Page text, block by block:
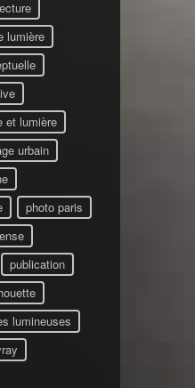
lumière
et lumière
urbain
photo paris
publication
lumineuses